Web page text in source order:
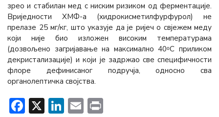
зрео и стабилан мед с ниским ризиком од ферментације.
Вриједности ХМФ-а (хидрокисметилфурфурол) не
прелазе 25 мг/кг, што указује да је ријеч о свјежем меду
који није био изложен високим температурама
(дозвољено загријавање на максимално 40ᵒC приликом
декристализације) и који је задржао све специфичности
флоре дефинисаног подручја, односно сва
органолептичка својства.
Facebook
X LinkedIn
Email